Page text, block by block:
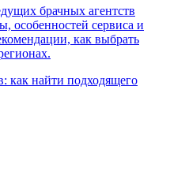
брачных агентств
особенностей сервиса и
как выбрать